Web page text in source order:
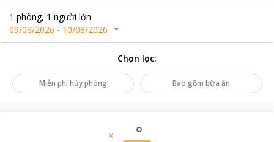
1 phòng, 1 người lớn
09/08/2026 - 10/08/2026
Chọn lọc:
Miễn phí hủy phòng Bao gồm bữa ăn